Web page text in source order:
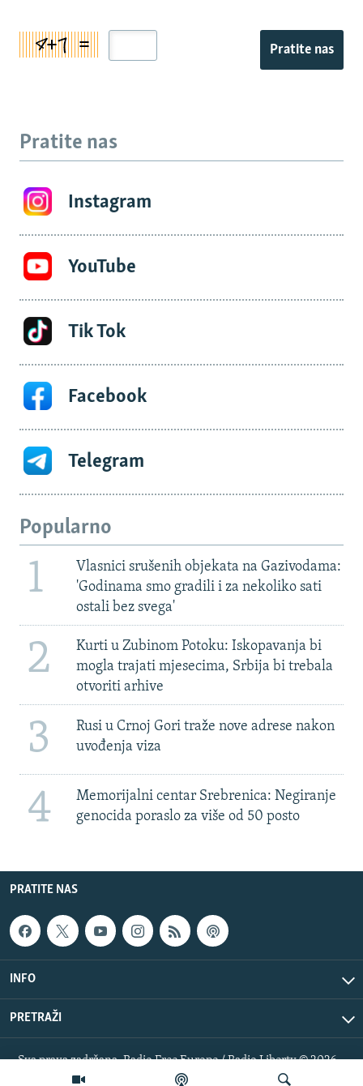
Pratite nas
Pratite nas
Instagram
YouTube
Tik Tok
Facebook
Telegram
Popularno
1
Vlasnici srušenih objekata na Gazivodama:
'Godinama smo gradili i za nekoliko sati
ostali bez svega'
2
Kurti u Zubinom Potoku: Iskopavanja bi
mogla trajati mjesecima, Srbija bi trebala
otvoriti arhive
3
Rusi u Crnoj Gori traže nove adrese nakon
uvođenja viza
4
Memorijalni centar Srebrenica: Negiranje
genocida poraslo za više od 50 posto
PRATITE NAS
INFO
PRETRAŽI
Sva prava zadržana. Radio Free Europe / Radio Liberty © 2026
RFE/RL, Inc.